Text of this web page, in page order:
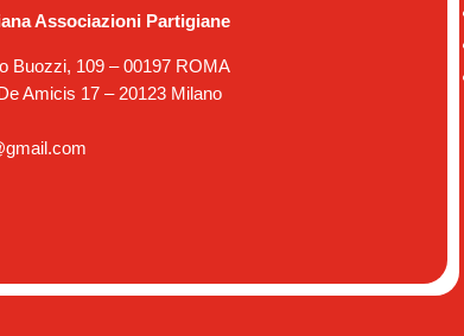
Associazioni Partigiane
Buozzi, 109 – 00197 ROMA
Amicis 17 – 20123 Milano